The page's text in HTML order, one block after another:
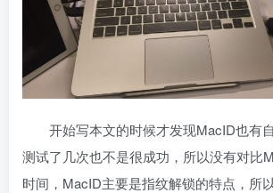
开始写本文的时候才发现MacID也有
测试了几次也不是很成功，所以没有对比
时间，MacID主要是指纹解锁的特点，所